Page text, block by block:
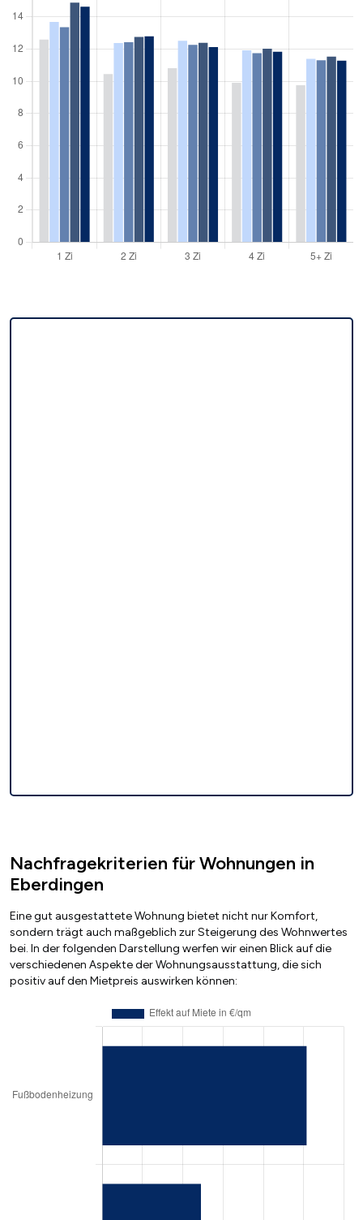
Nachfragekriterien für Wohnungen in
Eberdingen
Eine gut ausgestattete Wohnung bietet nicht nur Komfort,
sondern trägt auch maßgeblich zur Steigerung des Wohnwertes
bei. In der folgenden Darstellung werfen wir einen Blick auf die
verschiedenen Aspekte der Wohnungsausstattung, die sich
positiv auf den Mietpreis auswirken können: